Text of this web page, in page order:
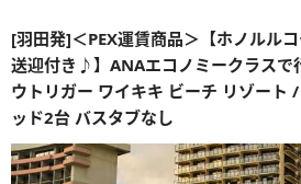
[羽田発]＜PEX運賃商品＞【ホノルル
送迎付き♪】ANAエコノミークラスで
ウトリガー ワイキキ ビーチ リゾート
ッド2台 バスタブなし